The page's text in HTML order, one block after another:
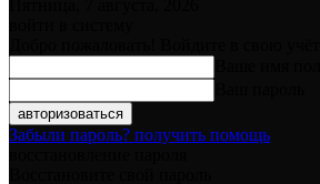
Забыли пароль? получить помощь